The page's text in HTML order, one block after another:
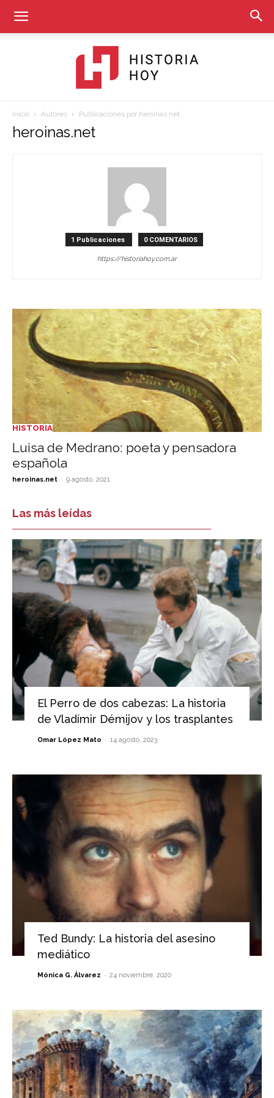
Historia
Inicio Autores Publicaciones por heroinas.net
heroinas.net
1 Publicaciones 0 COMENTARIOS
https://historiahoy.com.ar
HISTORIA
Luisa de Medrano: poeta y pensadora
española
heroinas.net - 9 agosto, 2021
Las más leídas
El Perro de dos cabezas: La historia
de Vladímir Démijov y los trasplantes
Omar López Mato - 14 agosto, 2023
Ted Bundy: La historia del asesino
mediático
Mónica G. Álvarez - 24 noviembre, 2020